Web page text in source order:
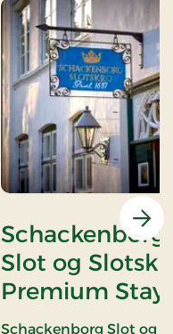
Schackenborg
Slot og
Premium
Schackenborg Slot og